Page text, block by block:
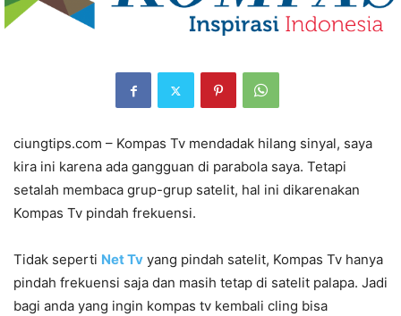
ciungtips.com – Kompas Tv mendadak hilang sinyal, saya
kira ini karena ada gangguan di parabola saya. Tetapi
setalah membaca grup-grup satelit, hal ini dikarenakan
Kompas Tv pindah frekuensi.
Tidak seperti Net Tv yang pindah satelit, Kompas Tv hanya
pindah frekuensi saja dan masih tetap di satelit palapa. Jadi
bagi anda yang ingin kompas tv kembali cling bisa